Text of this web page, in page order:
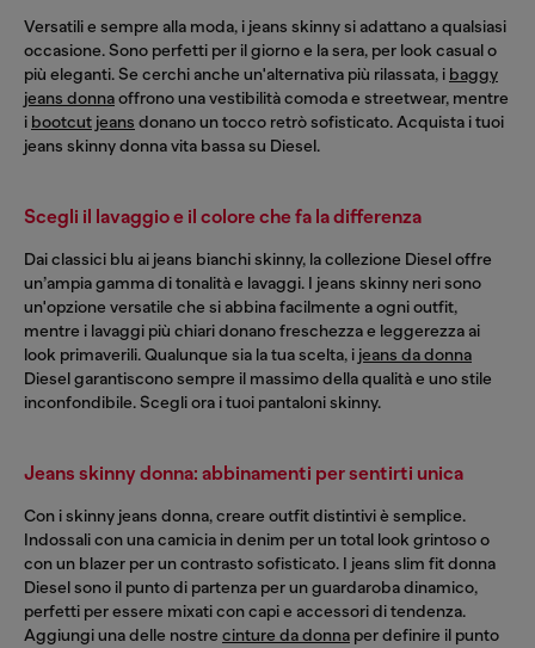
Versatili e sempre alla moda, i jeans skinny si adattano a qualsiasi
occasione. Sono perfetti per il giorno e la sera, per look casual o
più eleganti. Se cerchi anche un'alternativa più rilassata, i baggy
jeans donnaoffrono una vestibilità comoda e streetwear, mentre
i bootcut jeans donano un tocco retrò sofisticato. Acquista i tuoi
jeans skinny donna vita bassa su Diesel.
Scegli il lavaggio e il colore che fa la differenza
Dai classici blu ai jeans bianchi skinny, la collezione Diesel offre
un’ampia gamma di tonalità e lavaggi. I jeans skinny neri sono
un'opzione versatile che si abbina facilmente a ogni outfit,
mentre i lavaggi più chiari donano freschezza e leggerezza ai
look primaverili. Qualunque sia la tua scelta, i jeans da donna
Diesel garantiscono sempre il massimo della qualità e uno stile
inconfondibile. Scegli ora i tuoi pantaloni skinny.
Jeans skinny donna: abbinamenti per sentirti unica
Con i skinny jeans donna, creare outfit distintivi è semplice.
Indossali con una camicia in denim per un total look grintoso o
con un blazer per un contrasto sofisticato. I jeans slim fit donna
Diesel sono il punto di partenza per un guardaroba dinamico,
perfetti per essere mixati con capi e accessori di tendenza.
Aggiungi una delle nostre cinture da donna per definire il punto